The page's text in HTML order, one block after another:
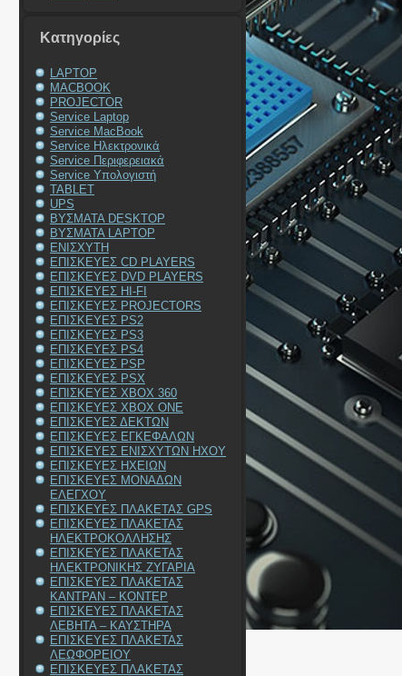
Kατηγορίες
LAPTOP
MACBOOK
PROJECTOR
Service Laptop
Service MacBook
Service Ηλεκτρονικά
Service Περιφερειακά
Service Υπολογιστή
TABLET
UPS
ΒΥΣΜΑΤΑ DESKTOP
ΒΥΣΜΑΤΑ LAPTOP
ΕΝΙΣΧΥΤΗ
ΕΠΙΣΚΕΥΕΣ CD PLAYERS
ΕΠΙΣΚΕΥΕΣ DVD PLAYERS
ΕΠΙΣΚΕΥΕΣ HI-FI
ΕΠΙΣΚΕΥΕΣ PROJECTORS
ΕΠΙΣΚΕΥΕΣ PS2
ΕΠΙΣΚΕΥΕΣ PS3
ΕΠΙΣΚΕΥΕΣ PS4
ΕΠΙΣΚΕΥΕΣ PSP
ΕΠΙΣΚΕΥΕΣ PSX
ΕΠΙΣΚΕΥΕΣ XBOX 360
ΕΠΙΣΚΕΥΕΣ XBOX ONE
ΕΠΙΣΚΕΥΕΣ ΔΕΚΤΩΝ
ΕΠΙΣΚΕΥΕΣ ΕΓΚΕΦΑΛΩΝ
ΕΠΙΣΚΕΥΕΣ ΕΝΙΣΧΥΤΩΝ ΗΧΟΥ
ΕΠΙΣΚΕΥΕΣ ΗΧΕΙΩΝ
ΕΠΙΣΚΕΥΕΣ ΜΟΝΑΔΩΝ
ΕΛΕΓΧΟΥ
ΕΠΙΣΚΕΥΕΣ ΠΛΑΚΕΤΑΣ GPS
ΕΠΙΣΚΕΥΕΣ ΠΛΑΚΕΤΑΣ
ΗΛΕΚΤΡΟΚΟΛΛΗΣΗΣ
ΕΠΙΣΚΕΥΕΣ ΠΛΑΚΕΤΑΣ
ΗΛΕΚΤΡΟΝΙΚΗΣ ΖΥΓΑΡΙΑ
ΕΠΙΣΚΕΥΕΣ ΠΛΑΚΕΤΑΣ
ΚΑΝΤΡΑΝ – ΚΟΝΤΕΡ
ΕΠΙΣΚΕΥΕΣ ΠΛΑΚΕΤΑΣ
ΛΕΒΗΤΑ – ΚΑΥΣΤΗΡΑ
ΕΠΙΣΚΕΥΕΣ ΠΛΑΚΕΤΑΣ
ΛΕΩΦΟΡΕΙΟΥ
ΕΠΙΣΚΕΥΕΣ ΠΛΑΚΕΤΑΣ